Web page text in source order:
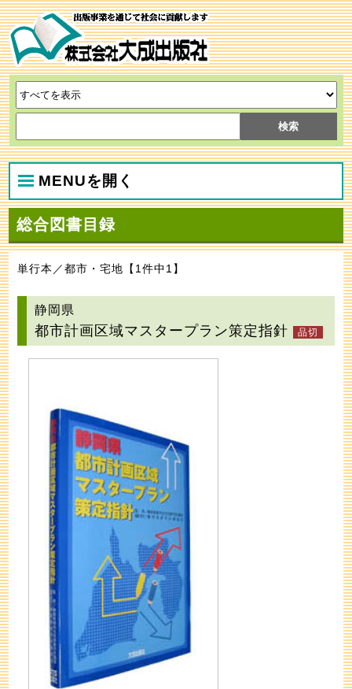
MENUを開く
総合図書目録
単行本／都市・宅地【1件中1】
静岡県
都市計画区域マスタープラン策定指針